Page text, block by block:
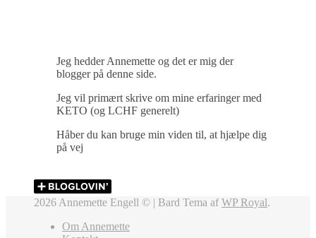
Jeg hedder Annemette og det er mig der
blogger på denne side.
Jeg vil primært skrive om mine erfaringer med
KETO (og LCHF generelt)
Håber du kan bruge min viden til, at hjælpe dig
på vej
2026 Annemette Engell © | Bard Tema afWP Royal.
Om Annemette